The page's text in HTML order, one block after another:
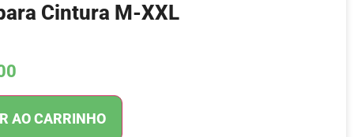
Cintura M-XXL
AO CARRINHO